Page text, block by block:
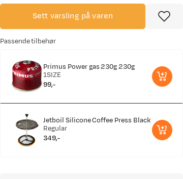
Sett varsling på varen
Passende tilbehør
Primus Power gas 230g 230g
1SIZE
price
99,-
Jetboil Silicone Coffee Press Black
Regular
price
349,-